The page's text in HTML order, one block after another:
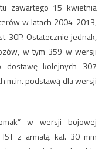
zawartego 15 kwietnia
w latach 2004-2013,
30P. Ostatecznie jednak,
w tym 359 w wersji
dostawę kolejnych 307
m.in. podstawą dla wersji
w wersji bojowej
z armatą kal. 30 mm